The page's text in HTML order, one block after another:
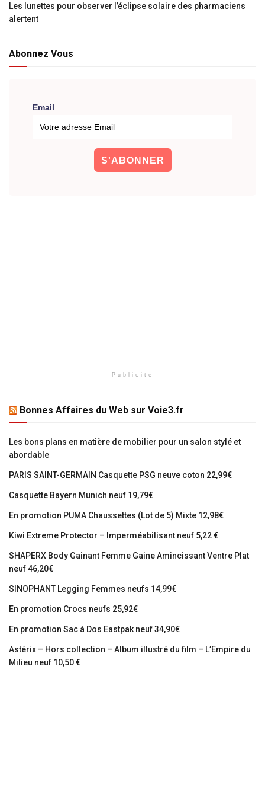
Les lunettes pour observer l’éclipse solaire des pharmaciens
alertent
Abonnez Vous
Email
Publicité
Bonnes Affaires du Web sur Voie3.fr
Les bons plans en matière de mobilier pour un salon stylé et
abordable
PARIS SAINT-GERMAIN Casquette PSG neuve coton 22,99€
Casquette Bayern Munich neuf 19,79€
En promotion PUMA Chaussettes (Lot de 5) Mixte 12,98€
Kiwi Extreme Protector – Imperméabilisant neuf 5,22 €
SHAPERX Body Gainant Femme Gaine Amincissant Ventre Plat
neuf 46,20€
SINOPHANT Legging Femmes neufs 14,99€
En promotion Crocs neufs 25,92€
En promotion Sac à Dos Eastpak neuf 34,90€
Astérix – Hors collection – Album illustré du film – L’Empire du
Milieu neuf 10,50 €